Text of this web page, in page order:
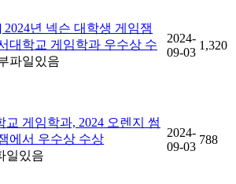
2024년 넥슨 대학생 게임잼
대학교 게임학과 우수상 수
2024-
09-03
1,320
교 게임학과, 2024 오렌지 썸
에서 우수상 수상
2024-
09-03
788